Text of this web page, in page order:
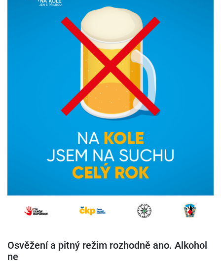
Osvěžení a pitný režim rozhodně ano. Alkohol
ne